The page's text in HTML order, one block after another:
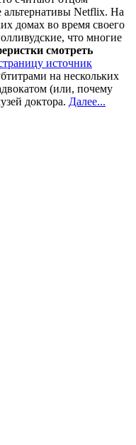
Netflix. На
домах во время своего
что многие
смотреть
источник
на нескольких
(или, почему
доктора. Далее...